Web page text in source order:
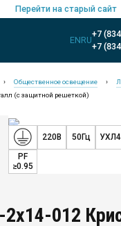
Перейти на старый сайт
ENRU
+7
+7
› Общественное освещение ›
(с защитной решеткой)
220В 50Гц УХЛ4
PF
≥0.95